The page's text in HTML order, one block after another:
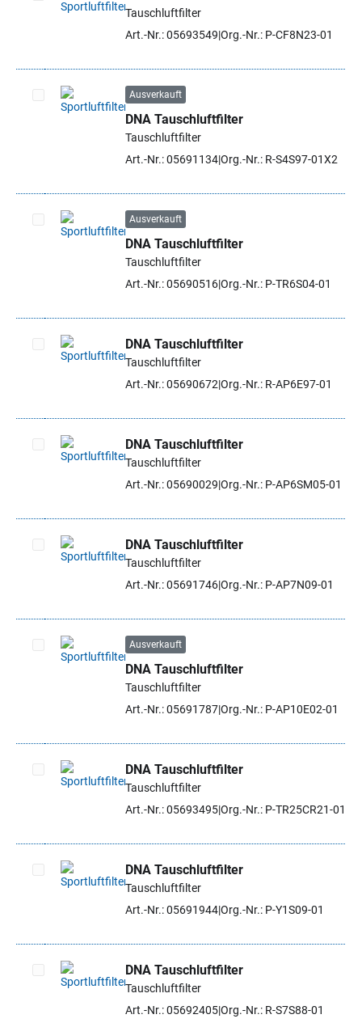
Artikel auswählen
Tauschluftfilter
Art.-Nr.: 05693549 Org.-Nr.: P-CF8N23-01
Artikel auswählen
Ausverkauft
DNA Tauschluftfilter
Tauschluftfilter
Art.-Nr.: 05691134Org.-Nr.: R-S4S97-01X2
Artikel auswählen
Ausverkauft
DNA Tauschluftfilter
Tauschluftfilter
Art.-Nr.: 05690516Org.-Nr.: P-TR6S04-01
Artikel auswählen
DNA Tauschluftfilter
Tauschluftfilter
Art.-Nr.: 05690672 Org.-Nr.: R-AP6E97-01
Artikel auswählen
DNA Tauschluftfilter
Tauschluftfilter
Art.-Nr.: 05690029 Org.-Nr.: P-AP6SM05-01
Artikel auswählen
DNA Tauschluftfilter
Tauschluftfilter
Art.-Nr.: 05691746Org.-Nr.: P-AP7N09-01
Artikel auswählen
Ausverkauft
DNA Tauschluftfilter
Tauschluftfilter
Art.-Nr.: 05691787Org.-Nr.: P-AP10E02-01
Artikel auswählen
DNA Tauschluftfilter
Tauschluftfilter
Art.-Nr.: 05693495Org.-Nr.: P-TR25CR21-01
Artikel auswählen
DNA Tauschluftfilter
Tauschluftfilter
Art.-Nr.: 05691944Org.-Nr.: P-Y1S09-01
Artikel auswählen
DNA Tauschluftfilter
Tauschluftfilter
Art.-Nr.: 05692405Org.-Nr.: R-S7S88-01